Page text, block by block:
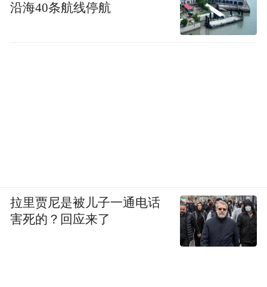
沿海40条航线停航
拉里贾尼是被儿子一通电话
害死的？回应来了